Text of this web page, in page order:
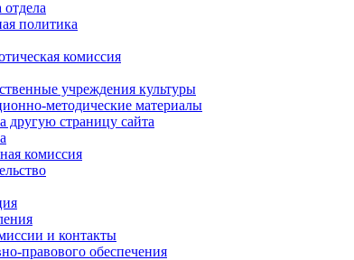
политика
комиссия
учреждения культуры
методические материалы
другую страницу сайта
комиссия
и контакты
правового обеспечения